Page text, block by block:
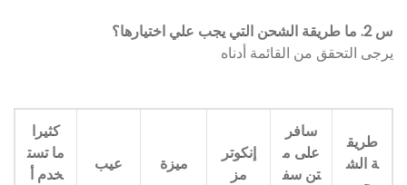
س 2. ما طريقة الشحن التي يجب علي اختيارها؟
يرجى التحقق من القائمة أدناه
طريق
ة الش
سافر
على م
تن سف
إنكوتر
مز
ميزة عيب
كثيرا
ما تست
خدم أ